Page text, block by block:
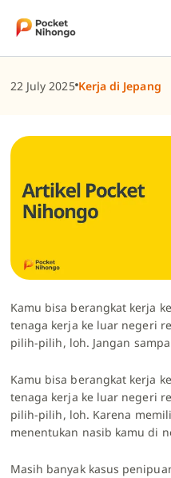
content
22 July 2025 Kerja di Jepang
Kamu bisa berangkat kerja
tenaga kerja ke luar negeri
pilih-pilih, loh. Jangan
Kamu bisa berangkat kerja
tenaga kerja ke luar negeri
pilih-pilih, loh. Karena
menentukan nasib kamu di
Masih banyak kasus